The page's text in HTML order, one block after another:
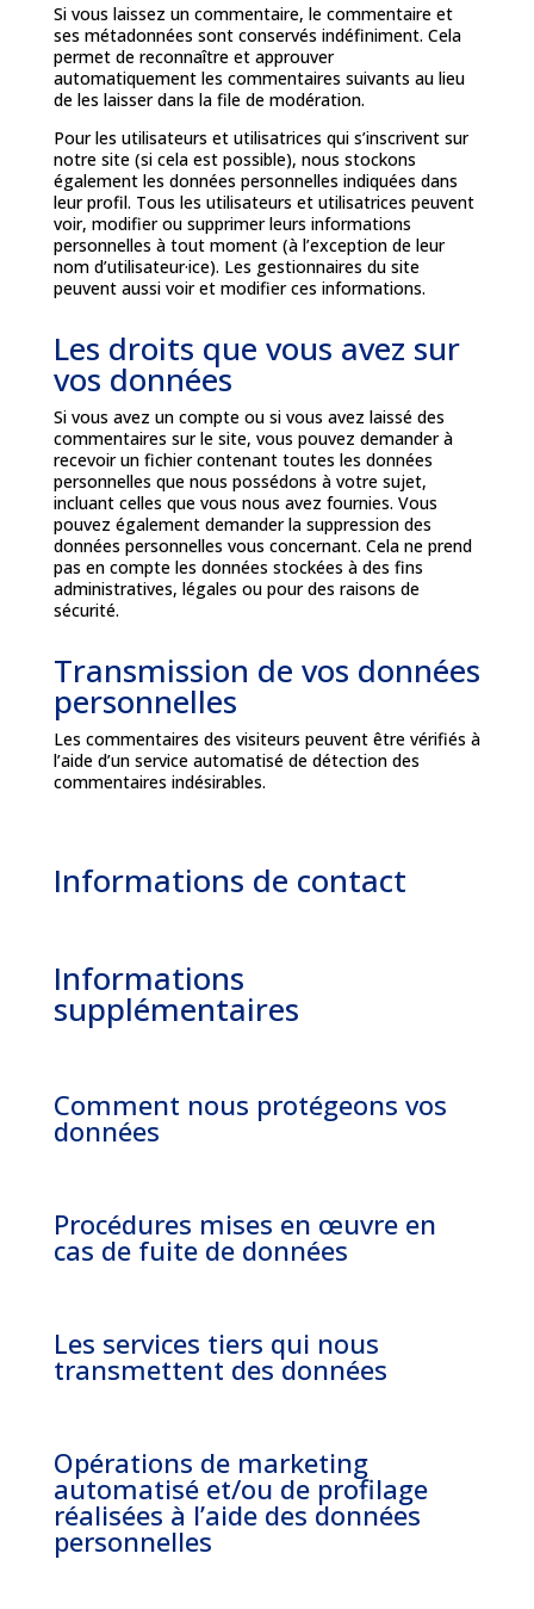
Si vous laissez un commentaire, le commentaire et
ses métadonnées sont conservés indéfiniment. Cela
permet de reconnaître et approuver
automatiquement les commentaires suivants au lieu
de les laisser dans la file de modération.
Pour les utilisateurs et utilisatrices qui s’inscrivent sur
notre site (si cela est possible), nous stockons
également les données personnelles indiquées dans
leur profil. Tous les utilisateurs et utilisatrices peuvent
voir, modifier ou supprimer leurs informations
personnelles à tout moment (à l’exception de leur
nom d’utilisateur·ice). Les gestionnaires du site
peuvent aussi voir et modifier ces informations.
Les droits que vous avez sur
vos données
Si vous avez un compte ou si vous avez laissé des
commentaires sur le site, vous pouvez demander à
recevoir un fichier contenant toutes les données
personnelles que nous possédons à votre sujet,
incluant celles que vous nous avez fournies. Vous
pouvez également demander la suppression des
données personnelles vous concernant. Cela ne prend
pas en compte les données stockées à des fins
administratives, légales ou pour des raisons de
sécurité.
Transmission de vos données
personnelles
Les commentaires des visiteurs peuvent être vérifiés à
l’aide d’un service automatisé de détection des
commentaires indésirables.
Informations de contact
Informations
supplémentaires
Comment nous protégeons vos
données
Procédures mises en œuvre en
cas de fuite de données
Les services tiers qui nous
transmettent des données
Opérations de marketing
automatisé et/ou de profilage
réalisées à l’aide des données
personnelles